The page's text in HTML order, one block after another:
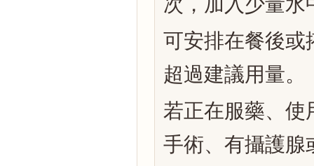
可安排在餐後或
超過建議用量。
若正在服藥、使
手術、有攝護腺